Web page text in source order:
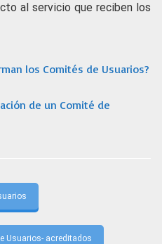
al servicio que reciben los
los Comités de Usuarios?
de un Comité de
Usuarios- acreditados